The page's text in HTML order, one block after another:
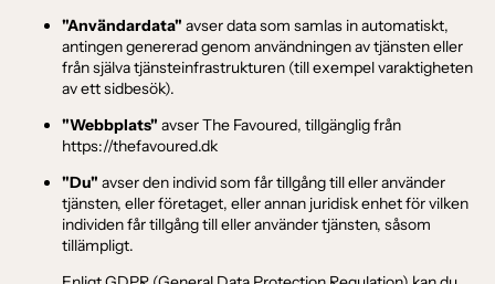
"Användardata" avser data som samlas in automatiskt,
antingen genererad genom användningen av tjänsten eller
från själva tjänsteinfrastrukturen (till exempel varaktigheten
av ett sidbesök).
"Webbplats" avser The Favoured, tillgänglig från
https://thefavoured.dk
"Du" avser den individ som får tillgång till eller använder
tjänsten, eller företaget, eller annan juridisk enhet för vilken
individen får tillgång till eller använder tjänsten, såsom
tillämpligt.